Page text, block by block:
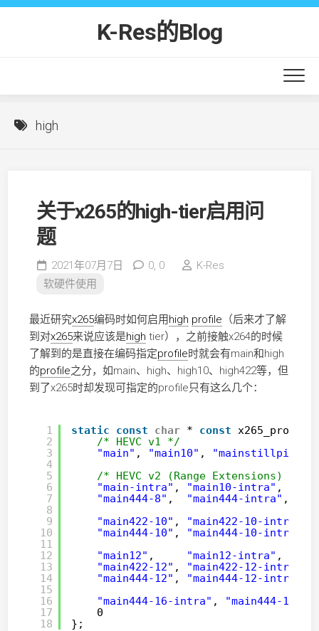
Skip
K-Res的Blog
high
关于x265的high-tier启用问
题
2021年07月7日 0, 0
K-Res
软硬件使用
最近研究x265编码时如何启用high profile （后来才了解
到对x265来说应该是high tier），之前接触x264的时候
了解到的是直接在编码指定profile时就会有main和high
的profile之分，如main、high、high10、high422等，但
到了x265时却发现可指定的profile只有这么几个：
1
2
3
4
5
6
7
8
9
10
11
12
13
14
15
16
17
18
static const char * const
/* HEVC v1 */
"main" , "main10" ,
/* HEVC v2 (Range Extensions) */
"main-intra" , "main10-intra" ,
"main444-8" , "main444-intra" ,
"main422-10" , "main422-10-intra"
"main444-10" , "main444-10-intra"
"main12" , "main12-intra" ,
"main422-12" , "main422-12-intra"
"main444-12" , "main444-12-intra"
"main444-16-intra" ,
"main444-16-
0
};